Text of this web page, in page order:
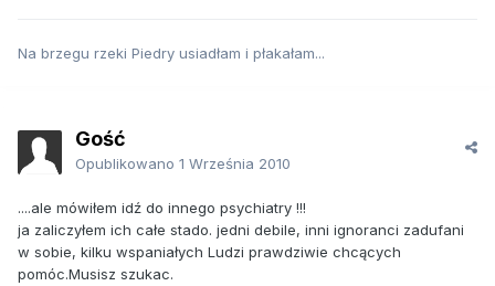
Na brzegu rzeki Piedry usiadłam i płakałam...
Gość
Opublikowano 1 Września 2010
....ale mówiłem idź do innego psychiatry !!!
ja zaliczyłem ich całe stado. jedni debile, inni ignoranci zadufani
w sobie, kilku wspaniałych Ludzi prawdziwie chcących
pomóc.Musisz szukac.